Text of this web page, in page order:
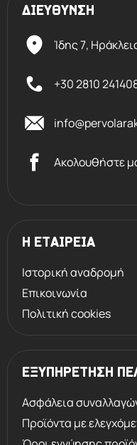
ΔΙΕΥΘΥΝΣΗ
Ίδης 7,
+30 2810
Ακολουθήστε
Η ΕΤΑΙΡΕΙΑ
Ιστορική αναδρομή
Επικοινωνία
Πολιτική cookies
ΕΞΥΠΗΡΕΤΗΣΗ
Ασφάλεια
Προϊόντα με